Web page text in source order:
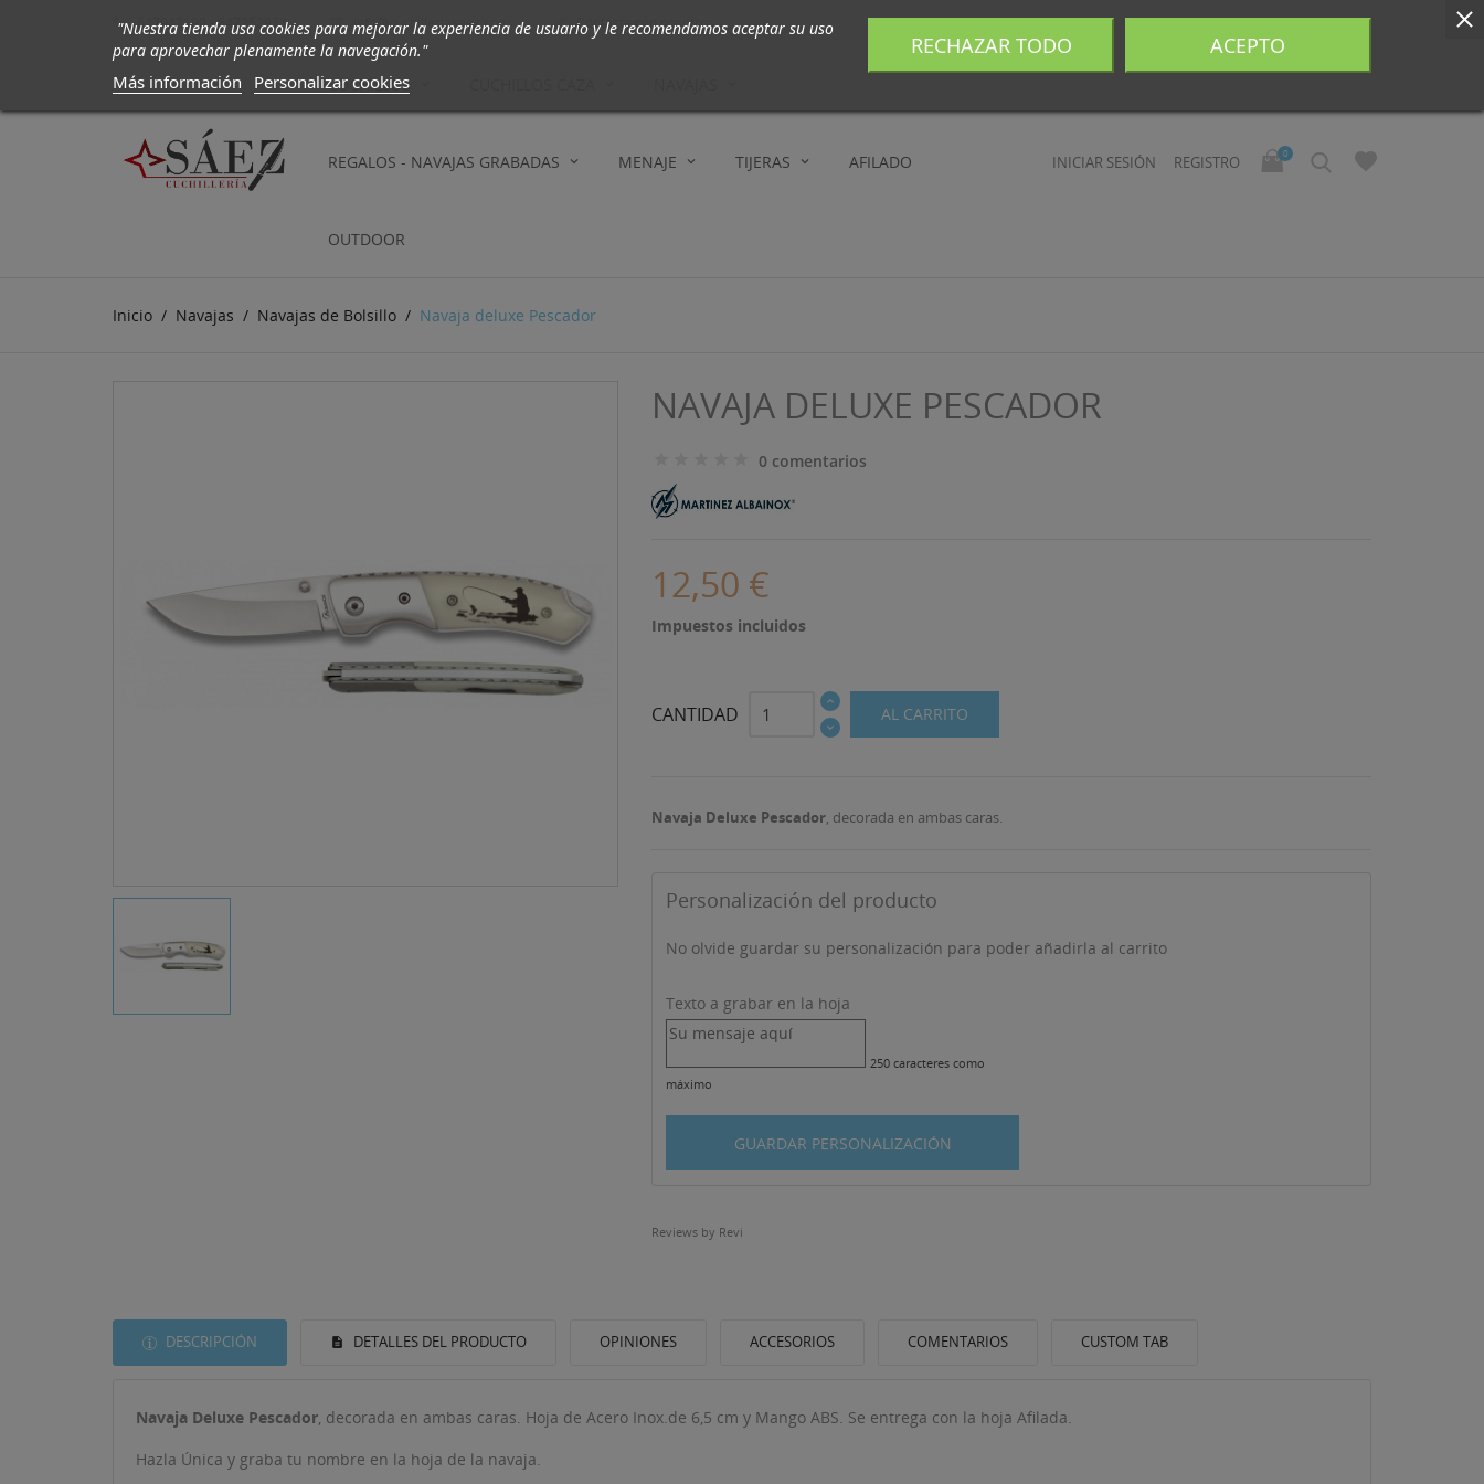
647942190 - 647252972  info@cuchilleriasaez.com  Contacte con nosotros
CUCHILLOS
REGALOS - NAVAJAS GRABADAS MENAJE TIJERAS AFILADO
OUTDOOR
INICIAR SESIÓN REGISTRO
0
Inicio Navajas Navajas de Bolsillo Navaja deluxe Pescador
NAVAJA DELUXE PESCADOR
0 comentarios
12,50 €
Impuestos incluidos
CANTIDAD AL CARRITO
Navaja Deluxe Pescador, decorada en ambas caras.
Personalización del producto
No olvide guardar su personalización para poder añadirla al carrito
Texto a grabar en la hoja
250 caracteres como
máximo
GUARDAR PERSONALIZACIÓN
Reviews by Revi
DESCRIPCIÓN DETALLES DEL PRODUCTO OPINIONES ACCESORIOS COMENTARIOS CUSTOM TAB
Navaja Deluxe Pescador, decorada en ambas caras. Hoja de Acero Inox.de 6,5 cm y Mango ABS. Se entrega con la hoja Afilada.
Hazla Única y graba tu nombre en la hoja de la navaja.
"Nuestra tienda usa cookies para mejorar la experiencia de usuario y le recomendamos aceptar su uso
para aprovechar plenamente la navegación."
Más información Personalizar cookies
RECHAZAR TODO ACEPTO